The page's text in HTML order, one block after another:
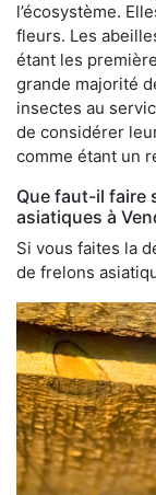
l’écosystème.
fleurs. Les
étant les
grande majorité
insectes au
de considérer
comme étant un
Que faut-il faire
asiatiques à
Si vous faites la
de frelons